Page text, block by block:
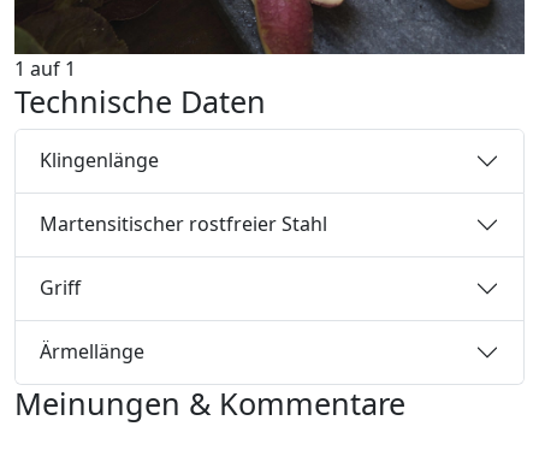
1 auf 1
Technische Daten
Klingenlänge
Martensitischer rostfreier Stahl
Griff
Ärmellänge
Meinungen & Kommentare